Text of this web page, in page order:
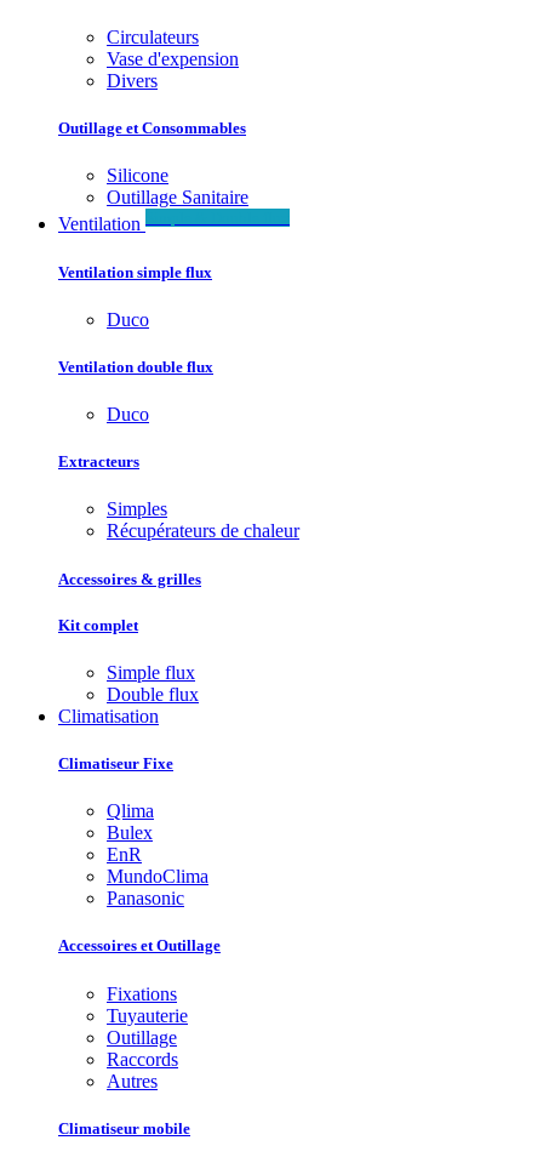
Circulateurs
Vase d'expension
Divers
Outillage et Consommables
Silicone
Outillage Sanitaire
Ventilation
Ventilation simple flux
Duco
Ventilation double flux
Duco
Extracteurs
Simples
Récupérateurs de chaleur
Accessoires & grilles
Kit complet
Simple flux
Double flux
Climatisation
Climatiseur Fixe
Qlima
Bulex
EnR
MundoClima
Panasonic
Accessoires et Outillage
Fixations
Tuyauterie
Outillage
Raccords
Autres
Climatiseur mobile